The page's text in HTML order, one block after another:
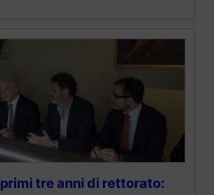
tre anni di rettorato: